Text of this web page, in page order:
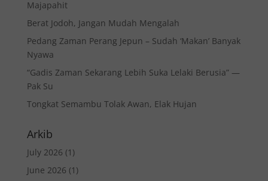
Majapahit
Berat Jodoh, Jangan Mudah Mengalah
Pedang Zaman Perang Jepun – Sudah ‘Makan’ Banyak
Nyawa
“Gadis Zaman Sekarang Lebih Suka Lelaki Berusia” —
Pak Su
Tongkat Semambu Tolak Awan, Elak Hujan
Arkib
July 2026 (1)
June 2026 (1)